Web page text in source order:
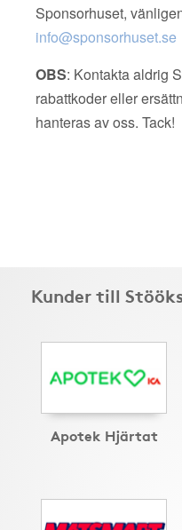
Sponsorhuset,
info@sponsorhuset.se
OBS: Kontakta aldrig
rabattkoder eller
hanteras av oss. Tack!
Kunder till
Apotek Hjärtat